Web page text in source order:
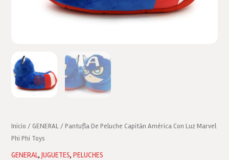
Inicio /GENERAL/ Pantufla De Peluche Capitán América Con Luz Marvel
Phi Phi Toys
GENERAL,JUGUETES,PELUCHES